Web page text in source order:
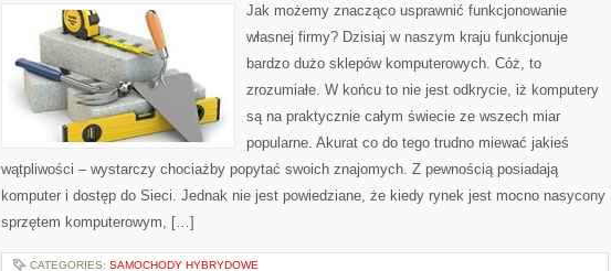
MOŻNA
ZNACZĄCO
DZIAŁANIE
FIRMY?
Jak możemy znacząco usprawnić funkcjonowanie
własnej firmy? Dzisiaj w naszym kraju funkcjonuje
bardzo dużo sklepów komputerowych. Cóż, to
zrozumiałe. W końcu to nie jest odkrycie, iż komputery
są na praktycznie całym świecie ze wszech miar
popularne. Akurat co do tego trudno miewać jakieś
wątpliwości – wystarczy chociażby popytać swoich znajomych. Z pewnością posiadają
komputer i dostęp do Sieci. Jednak nie jest powiedziane, że kiedy rynek jest mocno nasycony
sprzętem komputerowym, […]
CATEGORIES: SAMOCHODY HYBRYDOWE